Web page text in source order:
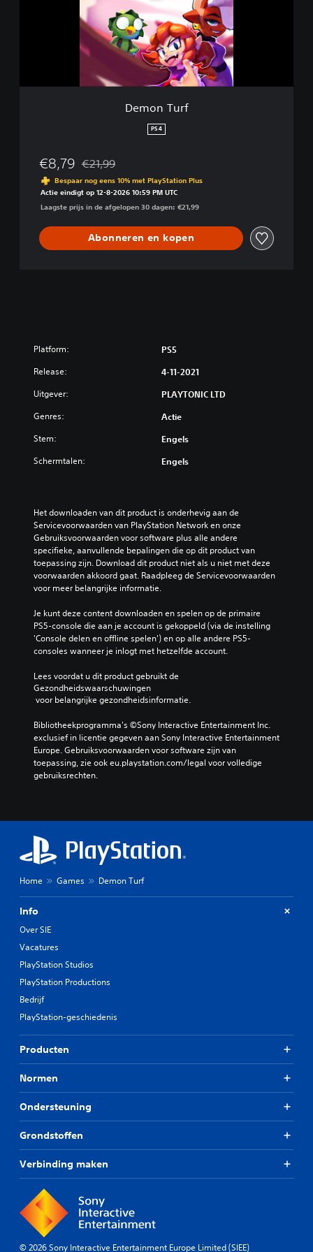
Demon Turf
PS4
€8,79 Korting ten opzichte van de oorspronkelijke prijs
€21,99
Bespaar nog eens 10% met PlayStation Plus
Actie eindigt op 12-8-2026 10:59 PM UTC
Laagste prijs in de afgelopen 30 dagen: €21,99
Abonneren en kopen
Platform: PS5
Release: 4-11-2021
Uitgever: PLAYTONIC LTD
Genres: Actie
Stem: Engels
Schermtalen: Engels
Het downloaden van dit product is onderhevig aan de
Servicevoorwaarden van PlayStation Network en onze
Gebruiksvoorwaarden voor software plus alle andere
specifieke, aanvullende bepalingen die op dit product van
toepassing zijn. Download dit product niet als u niet met deze
voorwaarden akkoord gaat. Raadpleeg de Servicevoorwaarden
voor meer belangrijke informatie.
Je kunt deze content downloaden en spelen op de primaire
PS5-console die aan je account is gekoppeld (via de instelling
'Console delen en offline spelen') en op alle andere PS5-
consoles wanneer je inlogt met hetzelfde account.
Lees voordat u dit product gebruikt de
Gezondheidswaarschuwingen
voor belangrijke gezondheidsinformatie.
Bibliotheekprogramma's ©Sony Interactive Entertainment Inc.
exclusief in licentie gegeven aan Sony Interactive Entertainment
Europe. Gebruiksvoorwaarden voor software zijn van
toepassing, zie ook eu.playstation.com/legal voor volledige
gebruiksrechten.
Home Games Demon Turf
Info
Over SIE
Vacatures
PlayStation Studios
PlayStation Productions
Bedrijf
PlayStation-geschiedenis
Producten
Normen
Ondersteuning
Grondstoffen
Verbinding maken
© 2026 Sony Interactive Entertainment Europe Limited (SIEE)